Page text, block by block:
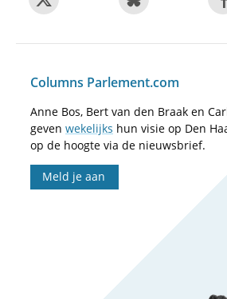
Columns Parlement.com
Anne Bos, Bert van den Braak en
geven wekelijks hun visie op Den
op de hoogte via de nieuwsbrief.
Meld je aan